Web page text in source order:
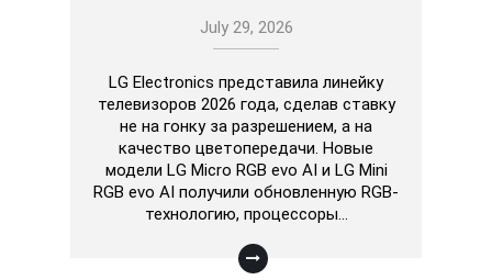
July 29, 2026
LG Electronics представила линейку
телевизоров 2026 года, сделав ставку
не на гонку за разрешением, а на
качество цветопередачи. Новые
модели LG Micro RGB evo AI и LG Mini
RGB evo AI получили обновленную RGB-
технологию, процессоры…